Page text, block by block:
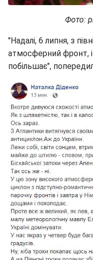
Фото:
"Надалі, 6 липня, з
атмосферний фронт, і
побільшає",